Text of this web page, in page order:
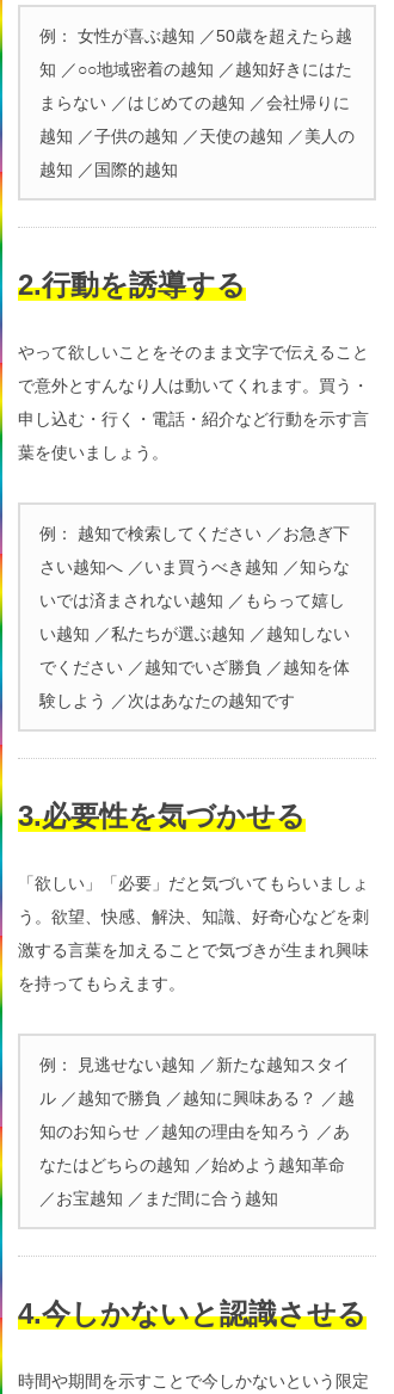
例： 女性が喜ぶ越知 ／50歳を超えたら越
知 ／○○地域密着の越知 ／越知好きにはた
まらない ／はじめての越知 ／会社帰りに
越知 ／子供の越知 ／天使の越知 ／美人の
越知 ／国際的越知
2.行動を誘導する
やって欲しいことをそのまま文字で伝えること
で意外とすんなり人は動いてくれます。買う・
申し込む・行く・電話・紹介など行動を示す言
葉を使いましょう。
例： 越知で検索してください ／お急ぎ下
さい越知へ ／いま買うべき越知 ／知らな
いでは済まされない越知 ／もらって嬉し
い越知 ／私たちが選ぶ越知 ／越知しない
でください ／越知でいざ勝負 ／越知を体
験しよう ／次はあなたの越知です
3.必要性を気づかせる
「欲しい」「必要」だと気づいてもらいましょ
う。欲望、快感、解決、知識、好奇心などを刺
激する言葉を加えることで気づきが生まれ興味
を持ってもらえます。
例： 見逃せない越知 ／新たな越知スタイ
ル ／越知で勝負 ／越知に興味ある？ ／越
知のお知らせ ／越知の理由を知ろう ／あ
なたはどちらの越知 ／始めよう越知革命
／お宝越知 ／まだ間に合う越知
4.今しかないと認識させる
時間や期間を示すことで今しかないという限定